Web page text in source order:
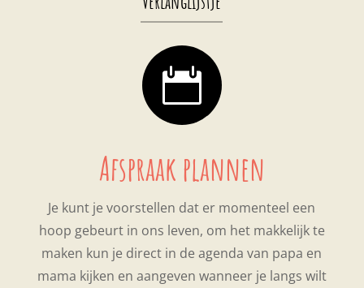

Afspraak plannen
Je kunt je voorstellen dat er momenteel een
hoop gebeurt in ons leven, om het makkelijk te
maken kun je direct in de agenda van papa en
mama kijken en aangeven wanneer je langs wilt